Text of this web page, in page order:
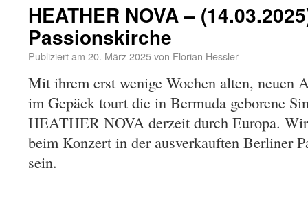
HEATHER NOVA –
Passionskirche
Publiziert am 20. März 2025von Florian Hessler
Mit ihrem erst wenige Wochen alten, neuen
im Gepäck tourt die in Bermuda geborene
HEATHER NOVA derzeit durch Europa.
beim Konzert in der ausverkauften Berliner
sein.